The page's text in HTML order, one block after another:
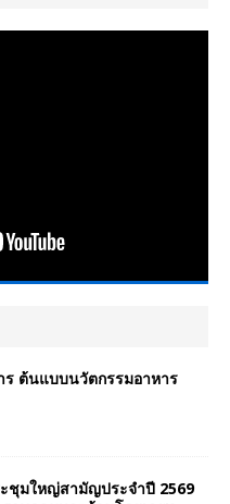
ร ต้นแบบนวัตกรรมอาหาร
ชุมใหญ่สามัญประจำปี 2569